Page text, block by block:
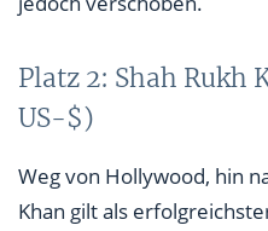
Platz 2: Shah Rukh
US-$)
Weg von Hollywood, hin
Khan gilt als